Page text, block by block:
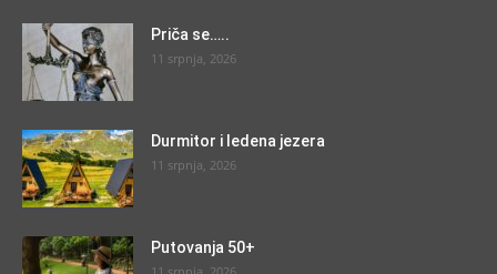
Priča se…..
11 srpnja, 2026
Durmitor i ledena jezera
11 srpnja, 2026
Putovanja 50+